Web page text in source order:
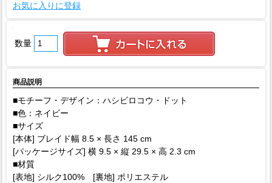
お気に入りに登録
数量
商品説明
■モチーフ・デザイン：ハシビロコウ・ドット
■色：ネイビー
■サイズ
[本体] ブレイド幅 8.5 × 長さ 145 cm
[パッケージサイズ] 横 9.5 × 縦 29.5 × 高 2.3 cm
■材質
[表地] シルク100% [裏地] ポリエステル